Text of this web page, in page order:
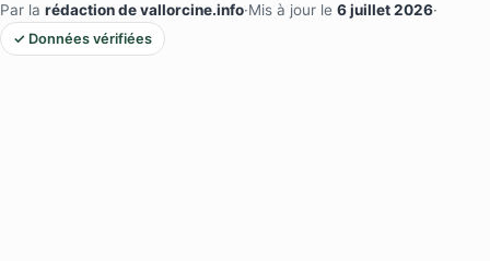
Par la rédaction de vallorcine.info·Mis à jour le 6 juillet 2026·
✓ Données vérifiées